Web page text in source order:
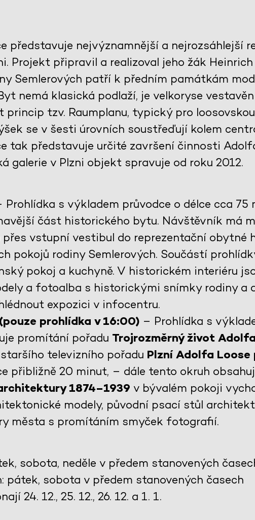
představuje nejvýznamnější a nejrozsáhlejší
Projekt připravil a realizoval jeho žák
Semlerových patří k předním památkám
nemá klasická podlaží, je velkoryse
princip tzv. Raumplanu, typický pro
se v šesti úrovních soustřeďují kolem
tak představuje určité završení činnosti
galerie v Plzni objekt spravuje od roku 2012.
Prohlídka s výkladem průvodce o délce cca 75
část historického bytu. Návštěvník má
vstupní vestibul do reprezentační obytné
pokojů rodiny Semlerových. Součástí
pokoj a kuchyně. V historickém interiéru
a fotoalba s historickými snímky rodiny a
expozici v infocentru.
prohlídka v 16:00) – Prohlídka s
promítání pořadu Trojrozměrný život
televizního pořadu Plzní Adolfa
přibližně 20 minut, – dále tento okruh
1874–1939 v bývalém pokoji
modely, původní psací stůl
města s promítáním smyček fotografií.
sobota, neděle v předem stanovených
pátek, sobota v předem stanovených časech
24. 12., 25. 12., 26. 12. a 1. 1.